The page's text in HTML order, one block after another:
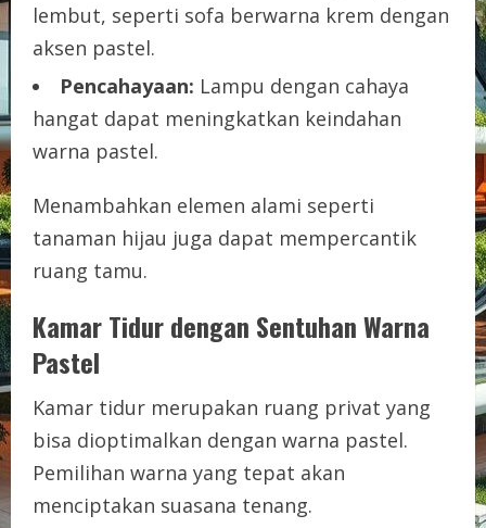
lembut, seperti sofa berwarna krem dengan
aksen pastel.
Pencahayaan: Lampu dengan cahaya
hangat dapat meningkatkan keindahan
warna pastel.
Menambahkan elemen alami seperti
tanaman hijau juga dapat mempercantik
ruang tamu.
Kamar Tidur dengan Sentuhan Warna
Pastel
Kamar tidur merupakan ruang privat yang
bisa dioptimalkan dengan warna pastel.
Pemilihan warna yang tepat akan
menciptakan suasana tenang.